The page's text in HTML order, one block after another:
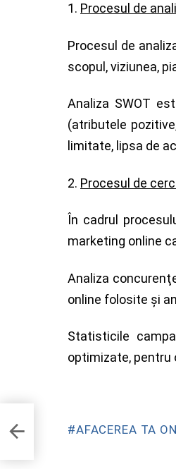
1. Procesul de
Procesul de
scopul, viziunea,
Analiza SWOT
(atributele
limitate, lipsa de
2. Procesul de
În cadrul
marketing online
Analiza
online folosite şi
Statisticile
optimizate,
AFACEREA TA